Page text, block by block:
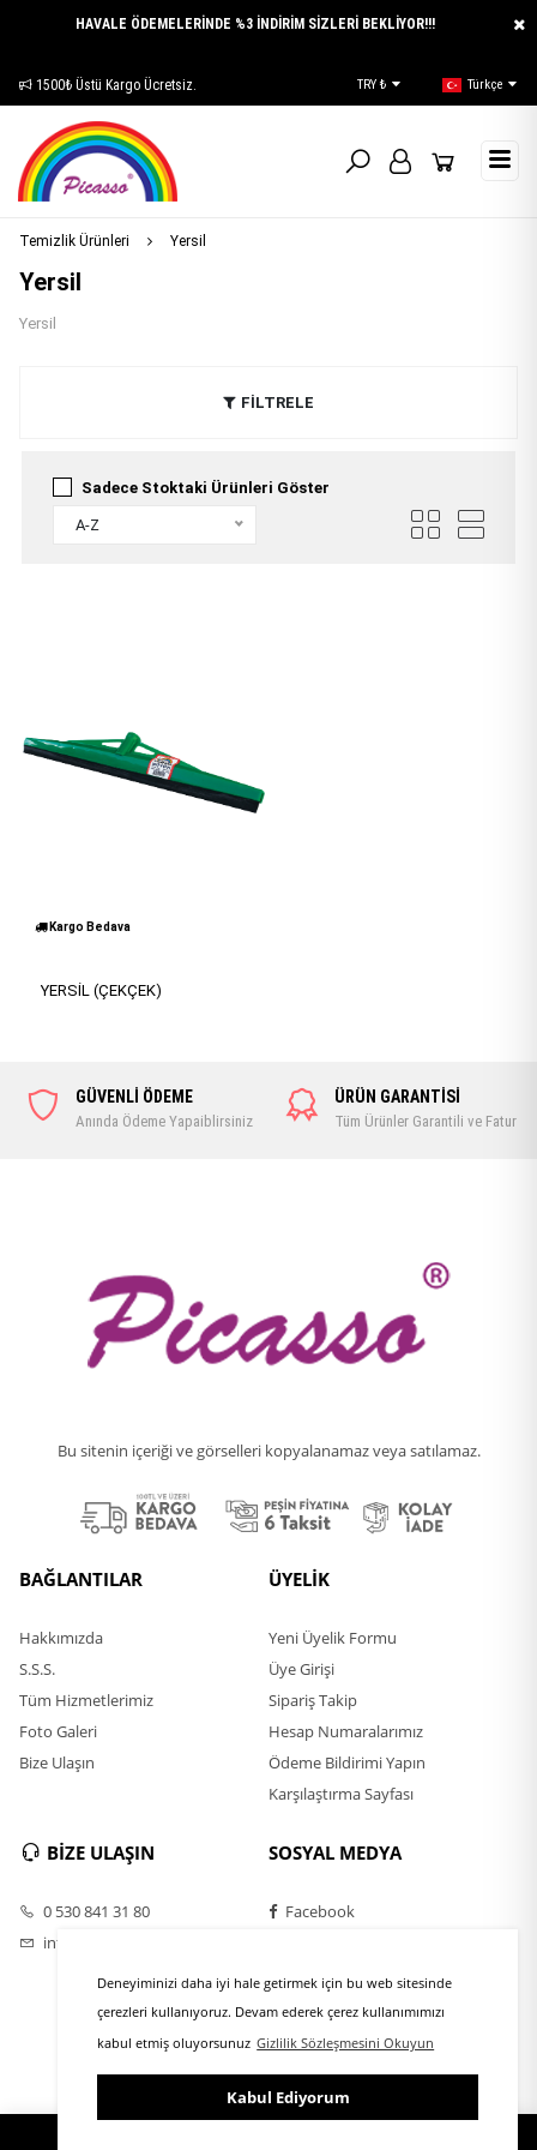
Deneyiminizi daha iyi hale getirmek için bu web sitesinde
çerezleri kullanıyoruz. Devam ederek çerez kullanımımızı
kabul etmiş oluyorsunuz Gizlilik Sözleşmesini Okuyun
Kabul Ediyorum
HAVALE ÖDEMELERİNDE %3 İNDİRİM SİZLERİ BEKLİYOR!!!
1500₺ Üstü Kargo Ücretsiz. TRY ₺ Türkçe
Temizlik Ürünleri Yersil
Yersil
Yersil
FİLTRELE
Sadece Stoktaki Ürünleri Göster
A-Z
Kargo Bedava
YERSİL (ÇEKÇEK)
GÜVENLİ ÖDEME
Anında Ödeme Yapaiblirsiniz
ÜRÜN GARANTİSİ
Tüm Ürünler Garantili ve Faturalı
Bu sitenin içeriği ve görselleri kopyalanamaz veya satılamaz.
BAĞLANTILAR
Hakkımızda
S.S.S.
Tüm Hizmetlerimiz
Foto Galeri
Bize Ulaşın
ÜYELİK
Yeni Üyelik Formu
Üye Girişi
Sipariş Takip
Hesap Numaralarımız
Ödeme Bildirimi Yapın
Karşılaştırma Sayfası
BİZE ULAŞIN
0 530 841 31 80
info@rulofirca.com
SOSYAL MEDYA
Facebook
Instagram
Youtube